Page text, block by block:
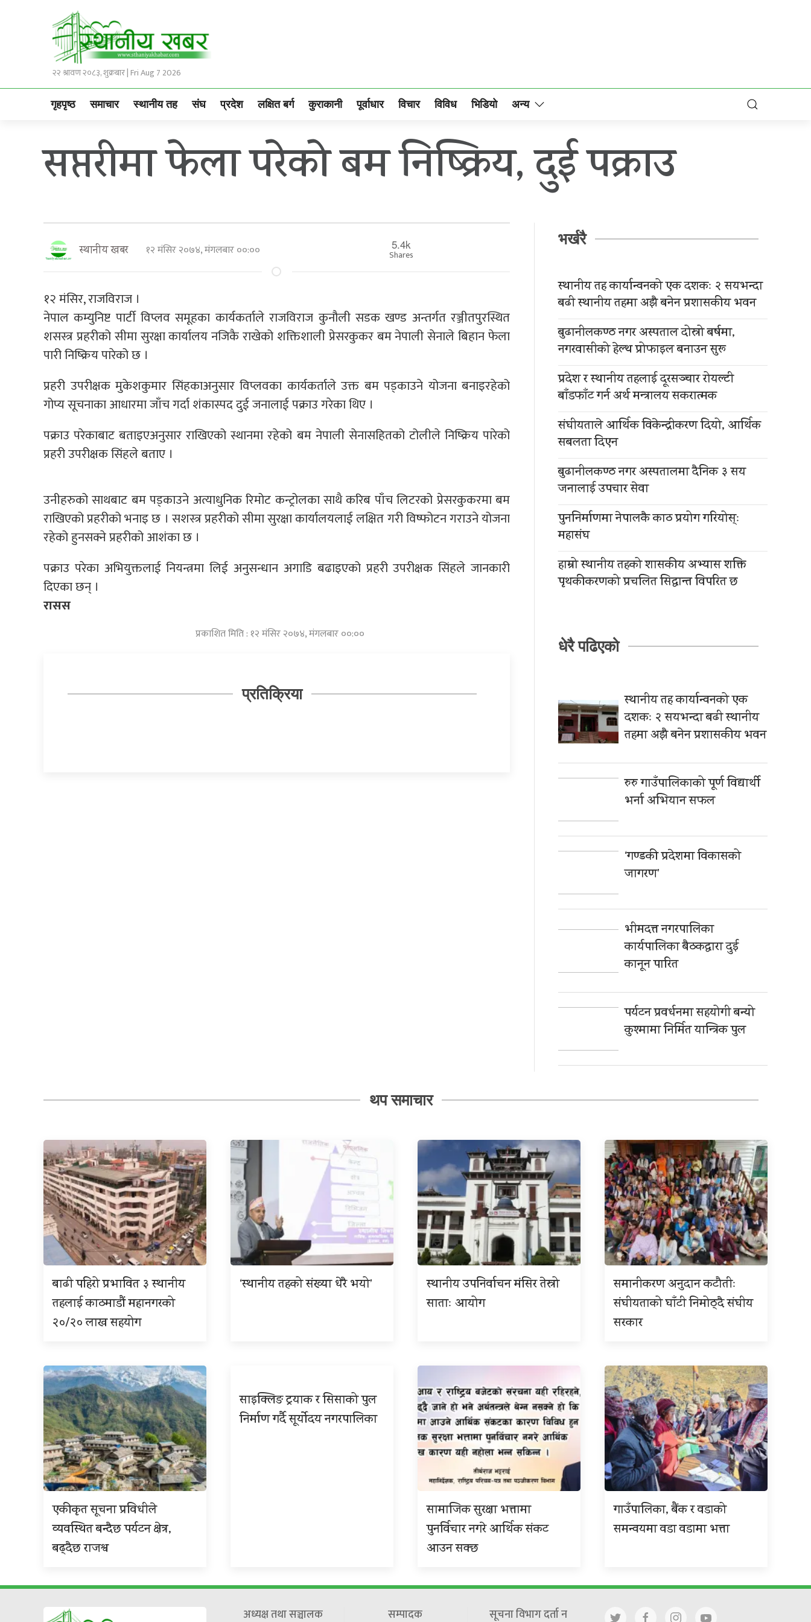
२२ श्रावण २०८३, शुक्रबार | Fri Aug 7 2026
गृहपृष्ठ समाचार स्थानीय तह संघ प्रदेश लक्षित बर्ग कुराकानी पूर्वाधार विचार विविध भिडियो अन्य
सप्तरीमा फेला परेको बम निष्क्रिय, दुई पक्राउ
स्थानीय खबर १२ मंसिर २०७४, मंगलबार ००:०० 5.4k
Shares
१२ मंसिर, राजविराज ।
नेपाल कम्युनिष्ट पार्टी विप्लव समूहका कार्यकर्ताले राजविराज कुनौली सडक खण्ड अन्तर्गत रञ्जीतपुरस्थित
शसस्त्र प्रहरीको सीमा सुरक्षा कार्यालय नजिकै राखेको शक्तिशाली प्रेसरकुकर बम नेपाली सेनाले बिहान फेला
पारी निष्क्रिय पारेको छ ।
प्रहरी उपरीक्षक मुकेशकुमार सिंहकाअनुसार विप्लवका कार्यकर्ताले उक्त बम पड्काउने योजना बनाइरहेको
गोप्य सूचनाका आधारमा जाँच गर्दा शंकास्पद दुई जनालाई पक्राउ गरेका थिए ।
पक्राउ परेकाबाट बताइएअनुसार राखिएको स्थानमा रहेको बम नेपाली सेनासहितको टोलीले निष्क्रिय पारेको
प्रहरी उपरीक्षक सिंहले बताए ।
उनीहरुको साथबाट बम पड्काउने अत्याधुनिक रिमोट कन्ट्रोलका साथै करिब पाँच लिटरको प्रेसरकुकरमा बम
राखिएको प्रहरीको भनाइ छ । सशस्त्र प्रहरीको सीमा सुरक्षा कार्यालयलाई लक्षित गरी विष्फोटन गराउने योजना
रहेको हुनसक्ने प्रहरीको आशंका छ ।
पक्राउ परेका अभियुक्तलाई नियन्त्रमा लिई अनुसन्धान अगाडि बढाइएको प्रहरी उपरीक्षक सिंहले जानकारी
दिएका छन् ।
रासस
प्रकाशित मिति : १२ मंसिर २०७४, मंगलबार ००:००
प्रतिक्रिया
भर्खरै
स्थानीय तह कार्यान्वनको एक दशकः २ सयभन्दा
बढी स्थानीय तहमा अझै बनेन प्रशासकीय भवन
बुढानीलकण्ठ नगर अस्पताल दोस्रो बर्षमा,
नगरवासीको हेल्थ प्रोफाइल बनाउन सुरू
प्रदेश र स्थानीय तहलाई दूरसञ्चार रोयल्टी
बाँडफाँट गर्न अर्थ मन्त्रालय सकरात्मक
संघीयताले आर्थिक विकेन्द्रीकरण दियो, आर्थिक
सबलता दिएन
बुढानीलकण्ठ नगर अस्पतालमा दैनिक ३ सय
जनालाई उपचार सेवा
पुननिर्माणमा नेपालकै काठ प्रयोग गरियोस्ः
महासंघ
हाम्रो स्थानीय तहको शासकीय अभ्यास शक्ति
पृथकीकरणको प्रचलित सिद्धान्त विपरित छ
धेरै पढिएको
स्थानीय तह कार्यान्वनको एक
दशकः २ सयभन्दा बढी स्थानीय
तहमा अझै बनेन प्रशासकीय भवन
रुरु गाउँपालिकाको पूर्ण विद्यार्थी
भर्ना अभियान सफल
‘गण्डकी प्रदेशमा विकासको
जागरण’
भीमदत्त नगरपालिका
कार्यपालिका बैठकद्वारा दुई
कानून पारित
पर्यटन प्रवर्धनमा सहयोगी बन्यो
कुश्मामा निर्मित यान्त्रिक पुल
थप समाचार
बाढी पहिरो प्रभावित ३ स्थानीय
तहलाई काठमाडौं महानगरको
२०/२० लाख सहयोग
‘स्थानीय तहको संख्या धेरै भयो’
स्थानीय उपनिर्वाचन मंसिर तेस्रो
साताः आयोग
समानीकरण अनुदान कटौतीः
संघीयताको घाँटी निमोठ्दै संघीय
सरकार
एकीकृत सूचना प्रविधीले
व्यवस्थित बन्दैछ पर्यटन क्षेत्र,
बढ्दैछ राजश्व
साइक्लिङ ट्रयाक र सिसाको पुल
निर्माण गर्दै सूर्योदय नगरपालिका
सामाजिक सुरक्षा भत्तामा
पुनर्विचार नगरे आर्थिक संकट
आउन सक्छ
गाउँपालिका, बैंक र वडाको
समन्वयमा वडा वडामा भत्ता
अध्यक्ष तथा सञ्चालक सम्पादक सूचना विभाग दर्ता न